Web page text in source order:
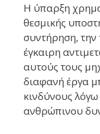
Η ύπαρξη
θεσμικής
συντήρηση, την
έγκαιρη
αυτούς τους
διαφανή έργα
κινδύνους
ανθρώπινου